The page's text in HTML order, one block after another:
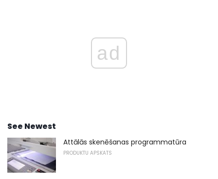
ad
See Newest
Attālās skenēšanas programmatūra
PRODUKTU APSKATS